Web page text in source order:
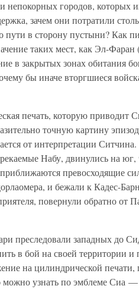
непокорных городов, которых
зачем они потратили
пути в сторону пустыни? Как
таких мест, как Эл-
в закрытых зонах обитания
бы иначе вторгшиеся войска
печать, которую приводит
точную картину
от интерпретации
Набу, двинулись на
превосходящие
и бежали к Кадес-
повернули обратно от
преследовали западных до
в бой на своей территории и
на цилиндрической
можно узнать по эмблеме Сиа